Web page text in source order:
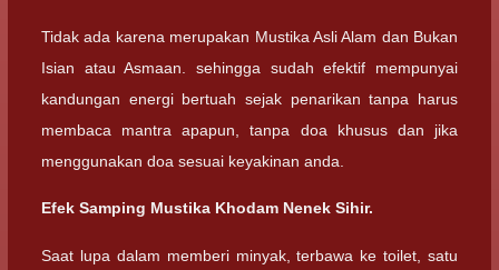
Tidak ada karena merupakan Mustika Asli Alam dan Bukan
Isian atau Asmaan. sehingga sudah efektif mempunyai
kandungan energi bertuah sejak penarikan tanpa harus
membaca mantra apapun, tanpa doa khusus dan jika
menggunakan doa sesuai keyakinan anda.
Efek Samping Mustika Khodam Nenek Sihir.
Saat lupa dalam memberi minyak, terbawa ke toilet, satu